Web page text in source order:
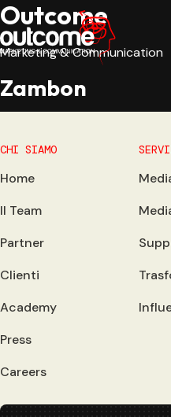
Outcome
Marketing & Communication
Zambon
CHI SIAMO
Home
Il Team
Partner
Clienti
Academy
Press
Careers